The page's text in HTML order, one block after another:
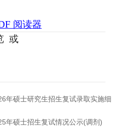
阅读器
或
年硕士研究生招生复试录取实施细
年硕士招生复试情况公示(调剂)